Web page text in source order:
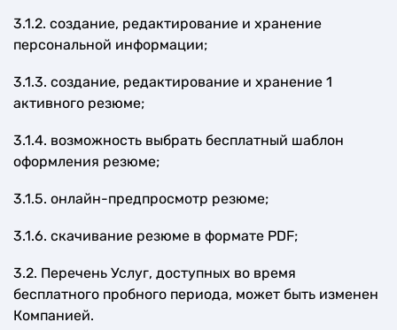
3.1.2. создание, редактирование и хранение
персональной информации;
3.1.3. создание, редактирование и хранение 1
активного резюме;
3.1.4. возможность выбрать бесплатный шаблон
оформления резюме;
3.1.5. онлайн-предпросмотр резюме;
3.1.6. скачивание резюме в формате PDF;
3.2. Перечень Услуг, доступных во время
бесплатного пробного периода, может быть изменен
Компанией.